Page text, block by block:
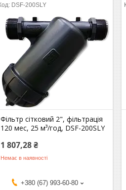
DSF-200SLY
Фільтр сітковий 2", фільтрація
120 мес, 25 м³/год, DSF-200SLY
1 807,28 ₴
Немає в наявності
+380 (67) 993-60-80